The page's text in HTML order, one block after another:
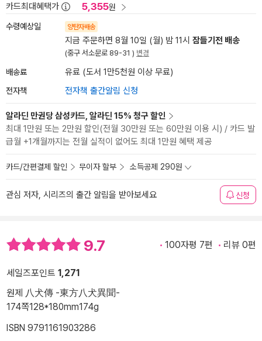
카드최대혜택가 5,355원
수령예상일 양탄자배송
지금 주문하면 8월 10일 (월) 밤 11시 잠들기전 배송
(중구 서소문로 89-31 ) 변경
배송료 유료 (도서 1만5천원 이상 무료)
전자책 전자책 출간알림 신청
알라딘 만권당 삼성카드, 알라딘 15% 청구 할인
최대 1만원 또는 2만원 할인(전월 30만원 또는 60만원 이용 시) / 카드 발
급월 +1개월까지는 전월 실적이 없어도 최대 1만원 혜택 제공
카드/간편결제 할인 무이자 할부 소득공제 290원
관심 저자, 시리즈의 출간 알림을 받아보세요 신청
9.7 100자평 7편 리뷰 0편
세일즈포인트 1,271
원제 八犬傳 -東方八犬異聞-
174쪽128*180mm174g
ISBN 9791161903286